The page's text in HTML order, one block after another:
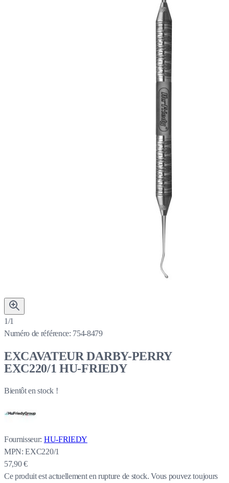
1/1
Numéro de référence: 754-8479
EXCAVATEUR DARBY-PERRY
EXC220/1 HU-FRIEDY
Bientôt en stock !
Fournisseur: HU-FRIEDY
MPN: EXC220/1
57,90 €
Ce produit est actuellement en rupture de stock. Vous pouvez toujours